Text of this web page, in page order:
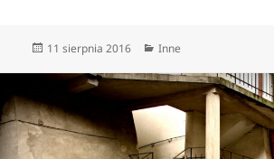
Data
11 sierpnia 2016 Kategorie
Inne